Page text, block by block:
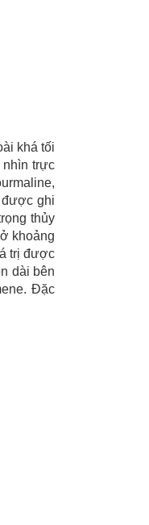
khá tối
nhìn trực
được ghi
thủy
khoảng
trị được
dài bên
Đặc